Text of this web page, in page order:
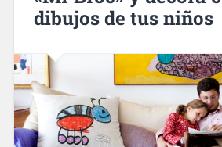
dibujos de tus niños